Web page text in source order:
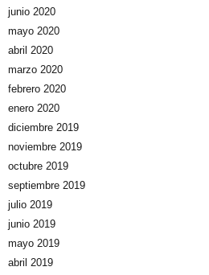
junio 2020
mayo 2020
abril 2020
marzo 2020
febrero 2020
enero 2020
diciembre 2019
noviembre 2019
octubre 2019
septiembre 2019
julio 2019
junio 2019
mayo 2019
abril 2019